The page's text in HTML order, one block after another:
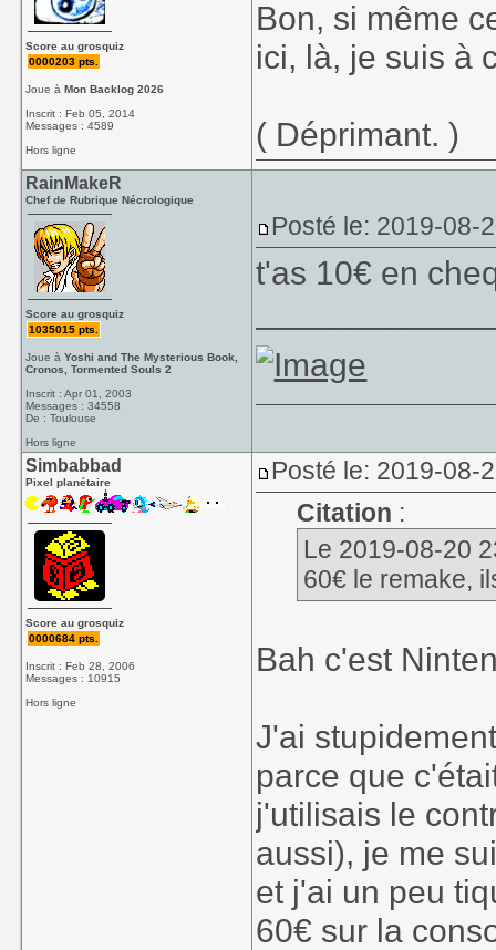
Score au grosquiz
0000203 pts.
Joue àMon Backlog 2026
Inscrit : Feb 05, 2014
Messages : 4589
Hors ligne
Bon, si même
ici, là, je suis à
( Déprimant. )
RainMakeR
Chef de Rubrique Nécrologique
Score au grosquiz
1035015 pts.
Joue àYoshi and The Mysterious Book,
Cronos, Tormented Souls 2
Inscrit : Apr 01, 2003
Messages : 34558
De : Toulouse
Hors ligne
Posté le: 2019-08-
t'as 10€ en
Simbabbad
Pixel planétaire
Score au grosquiz
0000684 pts.
Inscrit : Feb 28, 2006
Messages : 10915
Hors ligne
Posté le: 2019-08-
Citation :
Le 2019-08-20
60€ le remake,
Bah c'est
J'ai
parce que
j'utilisais le
aussi), je me
et j'ai un peu
60€ sur la